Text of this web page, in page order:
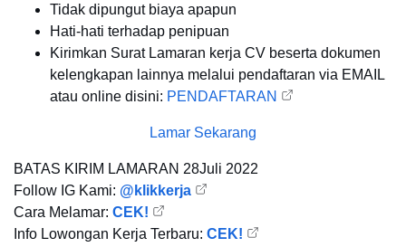
Tidak dipungut biaya apapun
Hati-hati terhadap penipuan
Kirimkan Surat Lamaran kerja CV beserta dokumen
kelengkapan lainnya melalui pendaftaran via EMAIL
atau online disini: PENDAFTARAN
Lamar Sekarang
BATAS KIRIM LAMARAN 28Juli 2022
Follow IG Kami: @klikkerja
Cara Melamar: CEK!
Info Lowongan Kerja Terbaru: CEK!